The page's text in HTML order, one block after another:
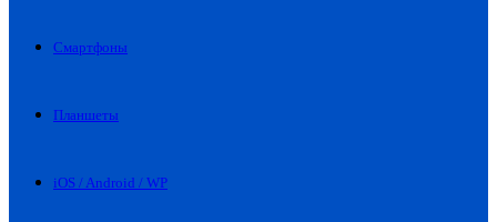
Смартфоны
Планшеты
iOS / Android / WP